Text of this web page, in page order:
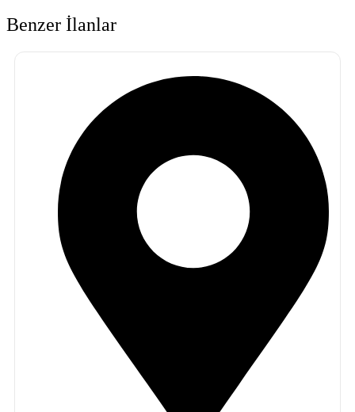
Benzer İlanlar